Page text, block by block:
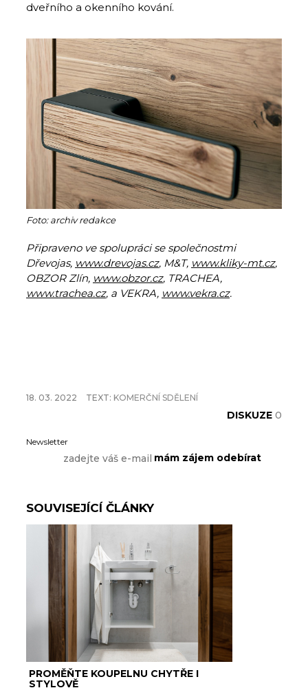
dveřního a okenního kování.
Foto: archiv redakce
Připraveno ve spolupráci se společnostmi
Dřevojas, www.drevojas.cz, M&T, www.kliky-mt.cz,
OBZOR Zlín, www.obzor.cz, TRACHEA,
www.trachea.cz, a VEKRA, www.vekra.cz.
18. 03. 2022 TEXT: KOMERČNÍ SDĚLENÍ
DISKUZE 0
Newsletter
SOUVISEJÍCÍ ČLÁNKY
PROMĚŇTE KOUPELNU CHYTŘE I
STYLOVĚ